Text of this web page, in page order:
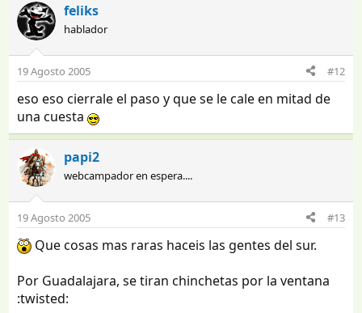
feliks
hablador
19 Agosto 2005 #12
eso eso cierrale el paso y que se le cale en mitad de
una cuesta
papi2
webcampador en espera....
19 Agosto 2005 #13
Que cosas mas raras haceis las gentes del sur.
Por Guadalajara, se tiran chinchetas por la ventana
:twisted: